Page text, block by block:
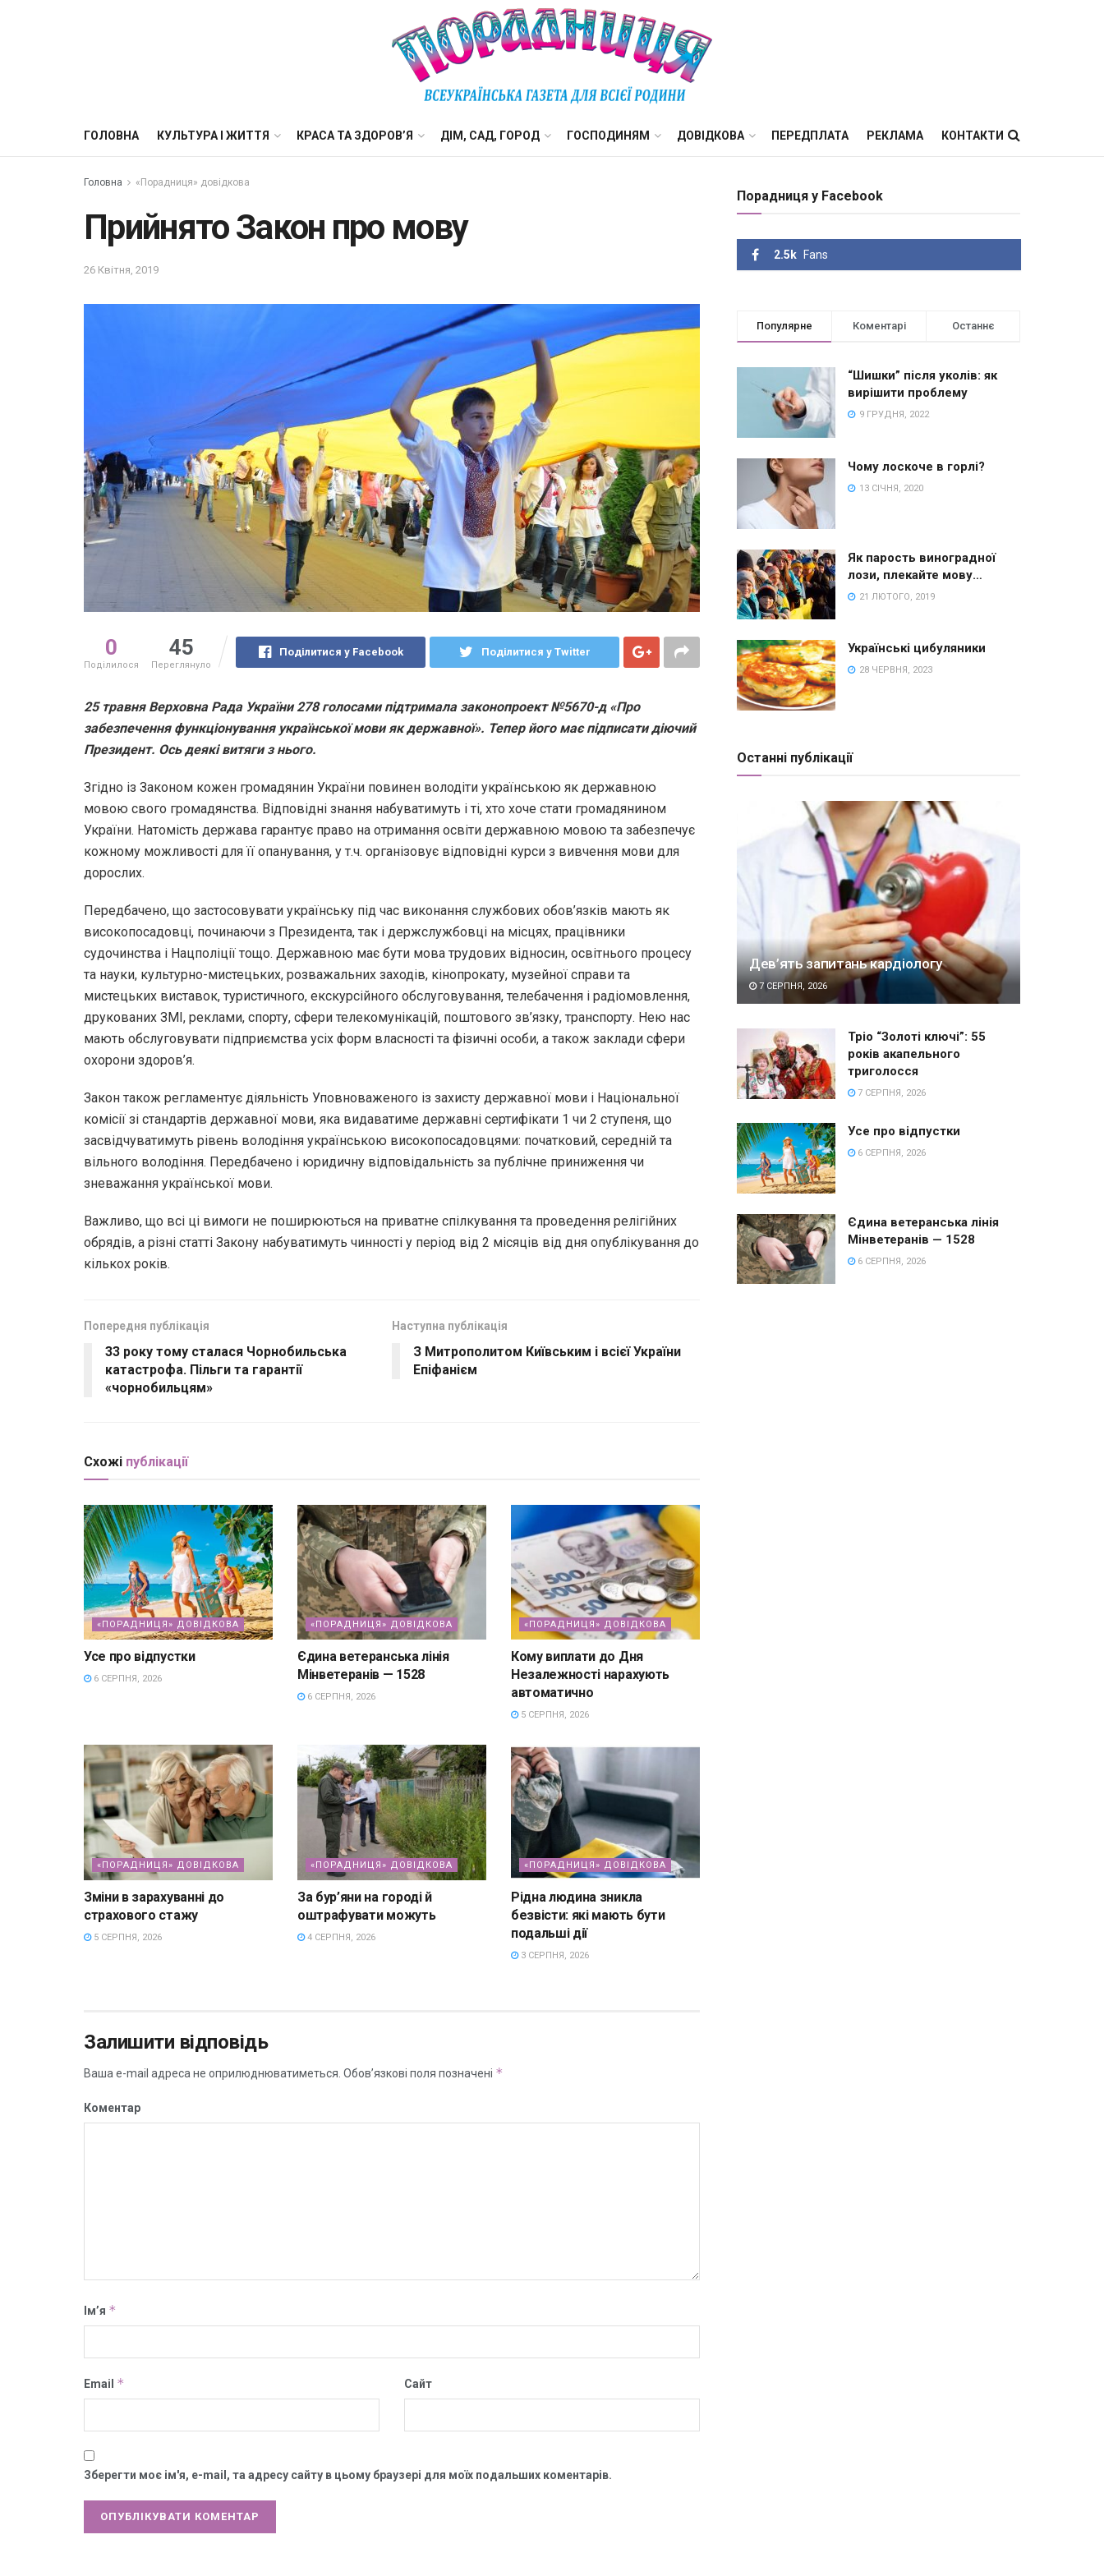
ГОЛОВНА КУЛЬТУРА І ЖИТТЯ КРАСА ТА ЗДОРОВ’Я ДІМ, САД, ГОРОД ГОСПОДИНЯМ ДОВІДКОВА ПЕРЕДПЛАТА РЕКЛАМА КОНТАКТИ
Головна «Порадниця» довідкова
Прийнято Закон про мову
26 Квітня, 2019
0
Поділилося
45
Переглянуло
Поділитися у Facebook Поділитися у Twitter
25 травня Верховна Рада України 278 голосами підтримала законопроект №5670-д «Про
забезпечення функціонування української мови як державної». Тепер його має підписати діючий
Президент. Ось деякі витяги з нього.
Згідно із Законом кожен громадянин України повинен володіти українською як державною
мовою свого громадянства. Відповідні знання набуватимуть і ті, хто хоче стати громадянином
України. Натомість держава гарантує право на отримання освіти державною мовою та забезпечує
кожному можливості для її опанування, у т.ч. організовує відповідні курси з вивчення мови для
дорослих.
Передбачено, що застосовувати українську під час виконання службових обов’язків мають як
високопосадовці, починаючи з Президента, так і держслужбовці на місцях, працівники
судочинства і Нацполіції тощо. Державною має бути мова трудових відносин, освітнього процесу
та науки, культурно-мистецьких, розважальних заходів, кінопрокату, музейної справи та
мистецьких виставок, туристичного, екскурсійного обслуговування, телебачення і радіомовлення,
друкованих ЗМІ, реклами, спорту, сфери телекомунікацій, поштового зв’язку, транспорту. Нею нас
мають обслуговувати підприємства усіх форм власності та фізичні особи, а також заклади сфери
охорони здоров’я.
Закон також регламентує діяльність Уповноваженого із захисту державної мови і Національної
комісії зі стандартів державної мови, яка видаватиме державні сертифікати 1 чи 2 ступеня, що
засвідчуватимуть рівень володіння українською високопосадовцями: початковий, середній та
вільного володіння. Передбачено і юридичну відповідальність за публічне приниження чи
зневажання української мови.
Важливо, що всі ці вимоги не поширюються на приватне спілкування та проведення релігійних
обрядів, а різні статті Закону набуватимуть чинності у період від 2 місяців від дня опублікування до
кількох років.
Попередня публікація
33 року тому сталася Чорнобильська
катастрофа. Пільги та гарантії
«чорнобильцям»
Наступна публікація
З Митрополитом Київським і всієї України
Епіфанієм
Схожі публікації
«ПОРАДНИЦЯ» ДОВІДКОВА
Усе про відпустки
6 СЕРПНЯ, 2026
«ПОРАДНИЦЯ» ДОВІДКОВА
Єдина ветеранська лінія
Мінветеранів — 1528
6 СЕРПНЯ, 2026
«ПОРАДНИЦЯ» ДОВІДКОВА
Кому виплати до Дня
Незалежності нарахують
автоматично
5 СЕРПНЯ, 2026
«ПОРАДНИЦЯ» ДОВІДКОВА
Зміни в зарахуванні до
страхового стажу
5 СЕРПНЯ, 2026
«ПОРАДНИЦЯ» ДОВІДКОВА
За бур’яни на городі й
оштрафувати можуть
4 СЕРПНЯ, 2026
«ПОРАДНИЦЯ» ДОВІДКОВА
Рідна людина зникла
безвісти: які мають бути
подальші дії
3 СЕРПНЯ, 2026
Залишити відповідь
Ваша e-mail адреса не оприлюднюватиметься. Обов’язкові поля позначені *
Коментар
Ім’я *
Email * Сайт
Зберегти моє ім'я, e-mail, та адресу сайту в цьому браузері для моїх подальших коментарів.
Порадниця у Facebook
2.5k Fans
Популярне Коментарі Останнє
“Шишки” після уколів: як
вирішити проблему
9 ГРУДНЯ, 2022
Чому лоскоче в горлі?
13 СІЧНЯ, 2020
Як парость виноградної
лози, плекайте мову…
21 ЛЮТОГО, 2019
Українські цибуляники
28 ЧЕРВНЯ, 2023
Останні публікації
Дев’ять запитань кардіологу
7 СЕРПНЯ, 2026
Тріо “Золоті ключі”: 55
років акапельного
триголосся
7 СЕРПНЯ, 2026
Усе про відпустки
6 СЕРПНЯ, 2026
Єдина ветеранська лінія
Мінветеранів — 1528
6 СЕРПНЯ, 2026